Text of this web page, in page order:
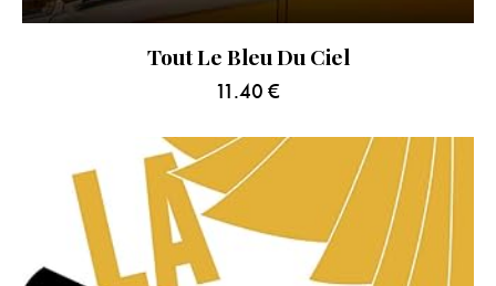
Tout Le Bleu Du Ciel
11.40 €